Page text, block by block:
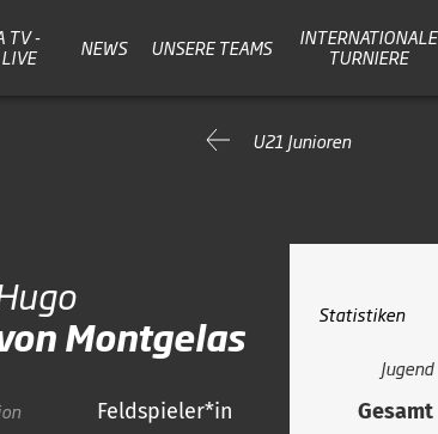
TV -
NEWS UNSERE TEAMS
INTERNATIONALE
TURNIERE
U21 Junioren
Montgelas
Feldspieler*in
Statistiken
Jugend
Gesamt